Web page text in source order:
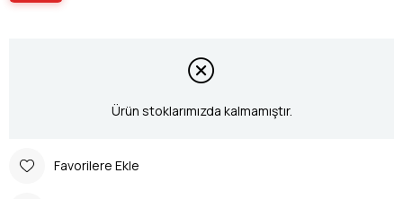
Ürün stoklarımızda kalmamıştır.
Favorilere Ekle